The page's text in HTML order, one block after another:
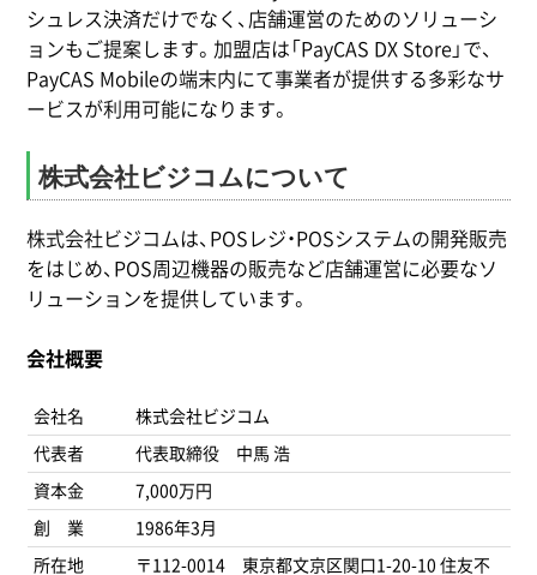
シュレス決済だけでなく、店舗運営のためのソリューシ
ョンもご提案します。加盟店は「PayCAS DX Store」で、
PayCAS Mobileの端末内にて事業者が提供する多彩なサ
ービスが利用可能になります。
株式会社ビジコムについて
株式会社ビジコムは、POSレジ・POSシステムの開発販売
をはじめ、POS周辺機器の販売など店舗運営に必要なソ
リューションを提供しています。
会社概要
会社名 株式会社ビジコム
代表者 代表取締役 中馬 浩
資本金 7,000万円
創 業 1986年3月
所在地
〒112-0014 東京都文京区関口1-20-10 住友不